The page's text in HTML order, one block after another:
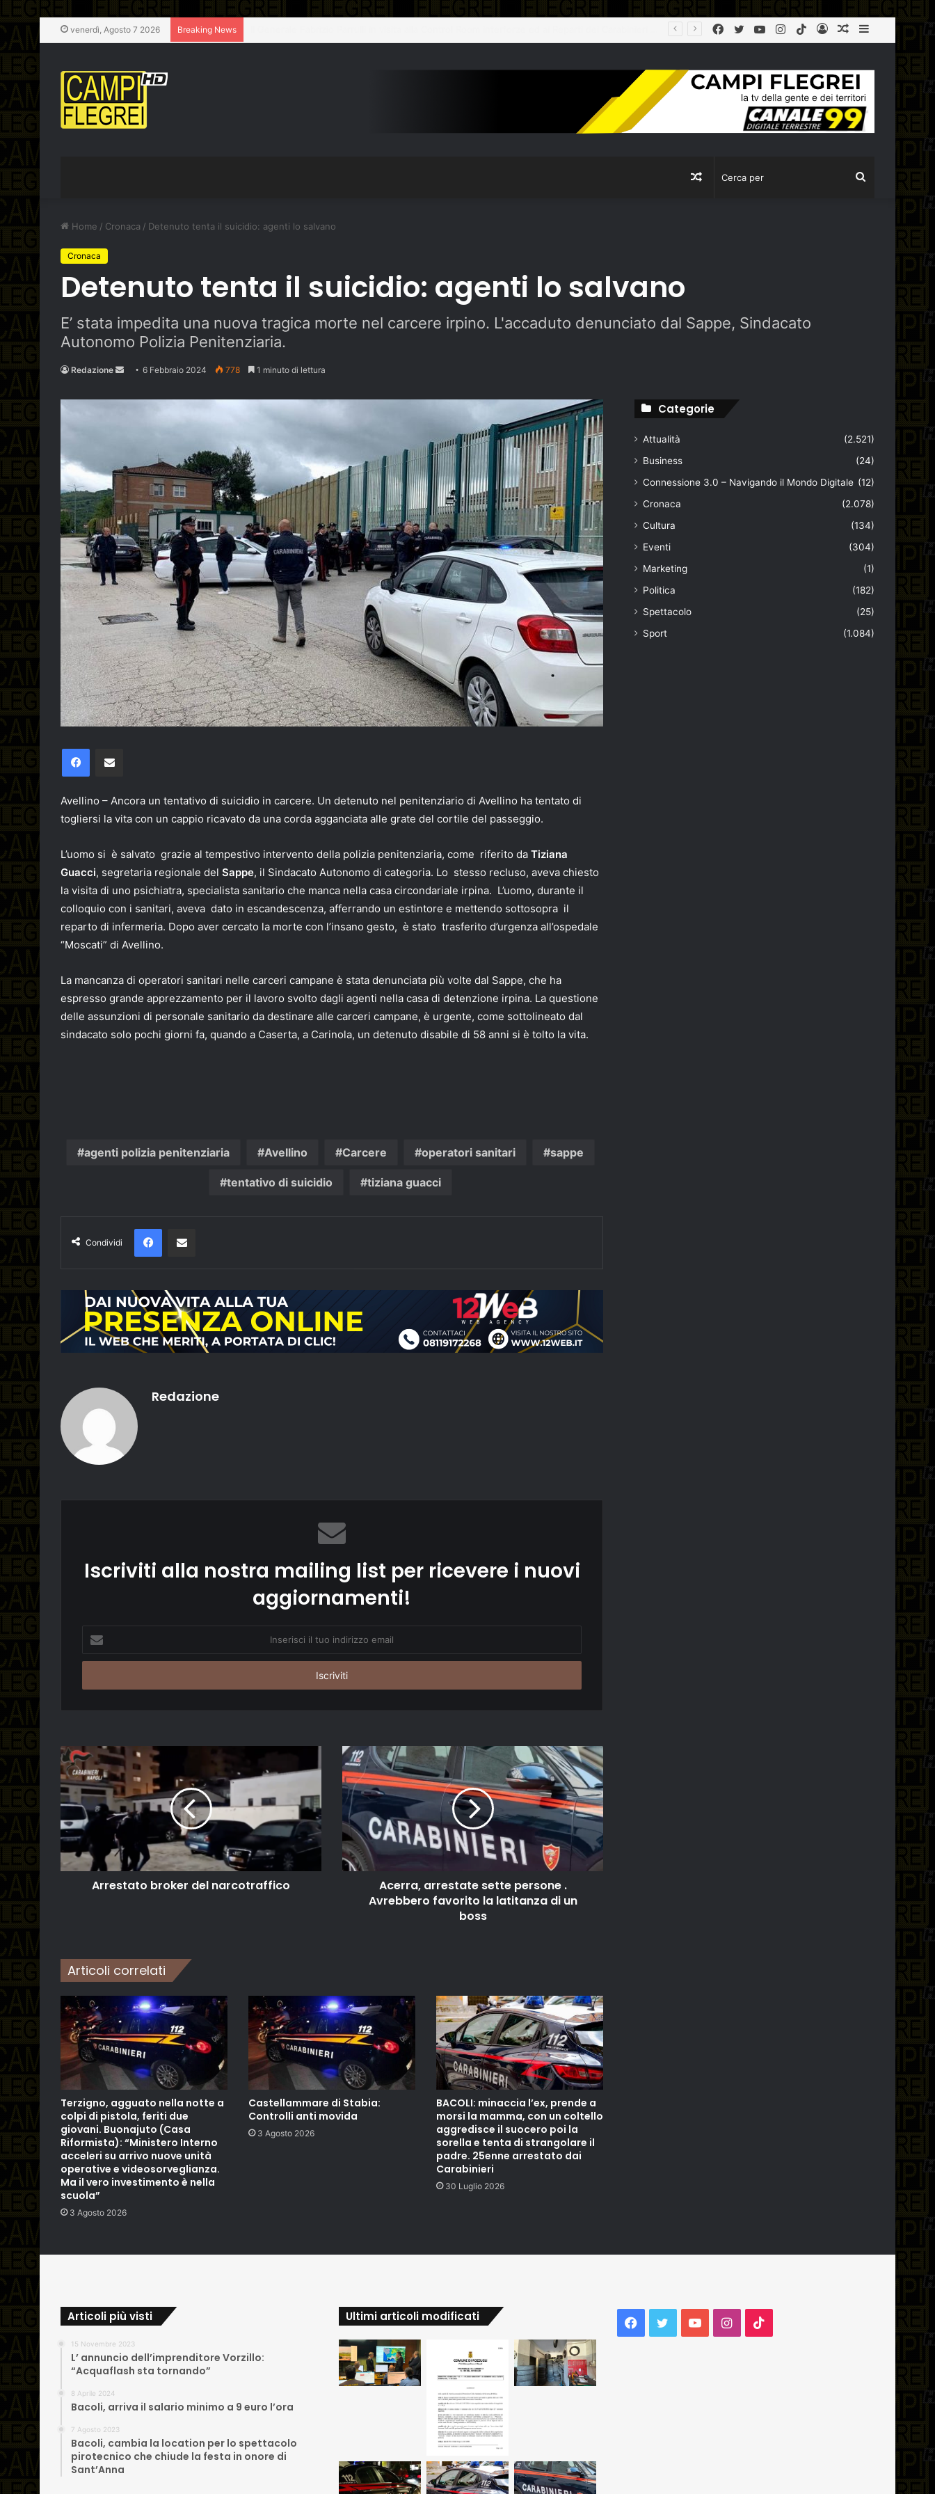
venerdì, Agosto 7 2026 Breaking News Sidebar
Articolo
Log
TikTok
Instagram
YouTube
Twitter
Facebook
Cerca
Articolo
Home / Cronaca / Detenuto tenta il suicidio: agenti lo salvano
Cronaca
Detenuto tenta il suicidio: agenti lo salvano
E’ stata impedita una nuova tragica morte nel carcere irpino. L'accaduto denunciato dal Sappe, Sindacato
Autonomo Polizia Penitenziaria.
Redazione
Send
email
6 Febbraio 2024 778 1 minuto di lettura
Facebook
Avellino – Ancora un tentativo di suicidio in carcere. Un detenuto nel penitenziario di Avellino ha tentato di
togliersi la vita con un cappio ricavato da una corda agganciata alle grate del cortile del passeggio.
L’uomo si è salvato grazie al tempestivo intervento della polizia penitenziaria, come riferito da Tiziana
Guacci, segretaria regionale del Sappe, il Sindacato Autonomo di categoria. Lo stesso recluso, aveva chiesto
la visita di uno psichiatra, specialista sanitario che manca nella casa circondariale irpina. L’uomo, durante il
colloquio con i sanitari, aveva dato in escandescenza, afferrando un estintore e mettendo sottosopra il
reparto di infermeria. Dopo aver cercato la morte con l’insano gesto, è stato trasferito d’urgenza all’ospedale
“Moscati” di Avellino.
La mancanza di operatori sanitari nelle carceri campane è stata denunciata più volte dal Sappe, che ha
espresso grande apprezzamento per il lavoro svolto dagli agenti nella casa di detenzione irpina. La questione
delle assunzioni di personale sanitario da destinare alle carceri campane, è urgente, come sottolineato dal
sindacato solo pochi giorni fa, quando a Caserta, a Carinola, un detenuto disabile di 58 anni si è tolto la vita.
agenti polizia penitenziaria Avellino Carcere operatori sanitari sappe
tentativo di suicidio tiziana guacci
Condividi
Facebook
Redazione
Iscriviti alla nostra mailing list per ricevere i nuovi
aggiornamenti!
tuo
email
Arrestato broker del narcotraffico
Acerra, arrestate sette persone .
Avrebbero favorito la latitanza di un
boss
Articoli correlati
Terzigno, agguato nella notte a
colpi di pistola, feriti due
giovani. Buonajuto (Casa
Riformista): “Ministero Interno
acceleri su arrivo nuove unità
operative e videosorveglianza.
Ma il vero investimento è nella
scuola”
3 Agosto 2026
Castellammare di Stabia:
Controlli anti movida
3 Agosto 2026
BACOLI: minaccia l’ex, prende a
morsi la mamma, con un coltello
aggredisce il suocero poi la
sorella e tenta di strangolare il
padre. 25enne arrestato dai
Carabinieri
30 Luglio 2026
Categorie
Attualità
(2.521)
Business
(24)
Connessione 3.0 – Navigando il Mondo Digitale (12)
Cronaca
(2.078)
Cultura
(134)
Eventi
(304)
Marketing
(1)
Politica
(182)
Spettacolo
(25)
Sport
(1.084)
Articoli più visti
15 Novembre 2023
L’ annuncio dell’imprenditore Vorzillo:
“Acquaflash sta tornando”
8 Aprile 2024
Bacoli, arriva il salario minimo a 9 euro l’ora
7 Agosto 2023
Bacoli, cambia la location per lo spettacolo
pirotecnico che chiude la festa in onore di
Sant’Anna
Ultimi articoli modificati Facebook
TwitterYouTubeInstagram
TikTok